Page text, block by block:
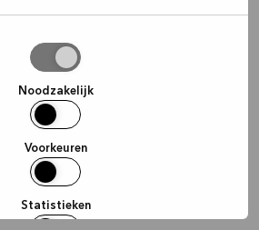
Noodzakelijk
Voorkeuren
Statistieken